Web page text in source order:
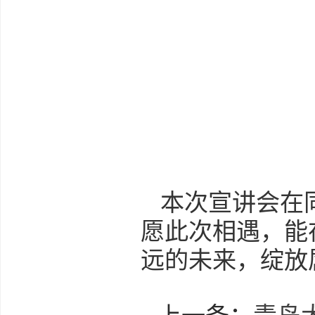
本次宣讲会在
愿此次相遇，
远的未来，绽